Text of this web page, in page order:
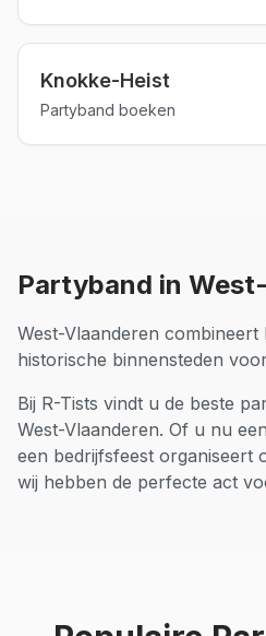
Knokke-Heist
Partyband boeken
Partyband in
West-Vlaanderen combineert
historische binnensteden
Bij R-Tists vindt u de beste
West-Vlaanderen. Of u nu
een bedrijfsfeest
wij hebben de perfecte act